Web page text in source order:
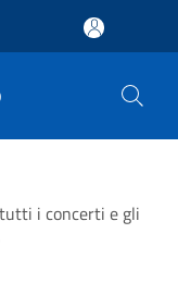
tutti i concerti e gli